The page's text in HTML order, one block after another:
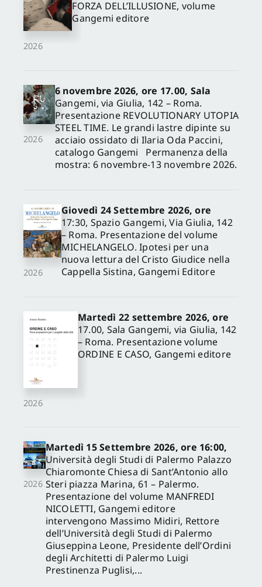
2026
FORZA DELL’ILLUSIONE, volume
Gangemi editore
2026
6 novembre 2026, ore 17.00, Sala
Gangemi, via Giulia, 142 – Roma.
Presentazione REVOLUTIONARY UTOPIA
STEEL TIME. Le grandi lastre dipinte su
acciaio ossidato di Ilaria Oda Paccini,
catalogo Gangemi Permanenza della
mostra: 6 novembre-13 novembre 2026.
2026
Giovedì 24 Settembre 2026, ore
17:30, Spazio Gangemi, Via Giulia, 142
– Roma. Presentazione del volume
MICHELANGELO. Ipotesi per una
nuova lettura del Cristo Giudice nella
Cappella Sistina, Gangemi Editore
2026
Martedì 22 settembre 2026, ore
17.00, Sala Gangemi, via Giulia, 142
– Roma. Presentazione volume
ORDINE E CASO, Gangemi editore
2026
Martedì 15 Settembre 2026, ore 16:00,
Università degli Studi di Palermo Palazzo
Chiaromonte Chiesa di Sant’Antonio allo
Steri piazza Marina, 61 – Palermo.
Presentazione del volume MANFREDI
NICOLETTI, Gangemi editore
intervengono Massimo Midiri, Rettore
dell’Università degli Studi di Palermo
Giuseppina Leone, Presidente dell’Ordini
degli Architetti di Palermo Luigi
Prestinenza Puglisi,...